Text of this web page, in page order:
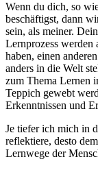
Wenn du dich, so
beschäftigst, dann
sein, als meiner.
Lernprozess werden
haben, einen
anders in die Welt
zum Thema Lernen
Teppich gewebt
Erkenntnissen und
Je tiefer ich mich in
reflektiere, desto
Lernwege der